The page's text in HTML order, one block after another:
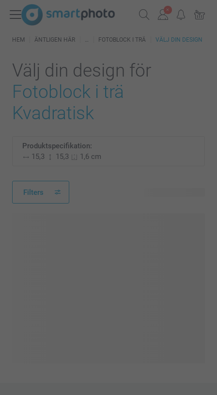
HEM ÄNTLIGEN HÄR FOTOBLOCK I TRÄ VÄLJ DIN DESIGN
Välj din design för
Fotoblock i trä
Kvadratisk
Produktspecifikation:
15,3
15,3 1,6 cm
Filters